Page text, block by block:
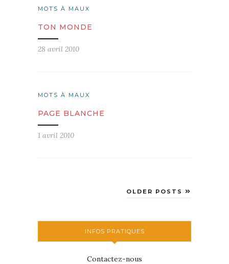
MOTS À MAUX
TON MONDE
28 avril 2010
MOTS À MAUX
PAGE BLANCHE
1 avril 2010
OLDER POSTS
INFOS PRATIQUES
Contactez-nous